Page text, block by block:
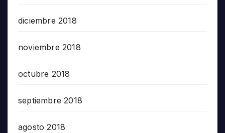
diciembre 2018
noviembre 2018
octubre 2018
septiembre 2018
agosto 2018